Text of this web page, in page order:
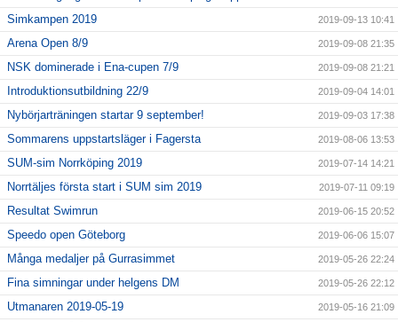
Simkampen 2019 2019-09-13 10:41
Arena Open 8/9 2019-09-08 21:35
NSK dominerade i Ena-cupen 7/9 2019-09-08 21:21
Introduktionsutbildning 22/9 2019-09-04 14:01
Nybörjarträningen startar 9 september! 2019-09-03 17:38
Sommarens uppstartsläger i Fagersta 2019-08-06 13:53
SUM-sim Norrköping 2019 2019-07-14 14:21
Norrtäljes första start i SUM sim 2019 2019-07-11 09:19
Resultat Swimrun 2019-06-15 20:52
Speedo open Göteborg 2019-06-06 15:07
Många medaljer på Gurrasimmet 2019-05-26 22:24
Fina simningar under helgens DM 2019-05-26 22:12
Utmanaren 2019-05-19 2019-05-16 21:09